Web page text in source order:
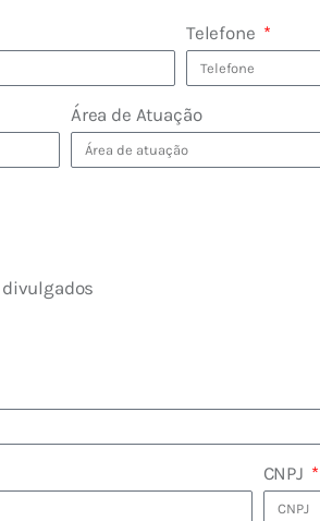
Telefone
Área de Atuação
divulgados
CNPJ